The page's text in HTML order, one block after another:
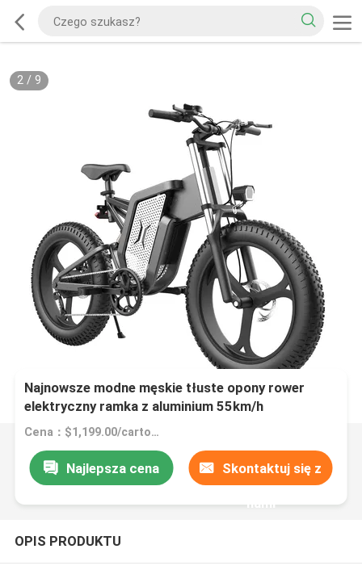
2/ 9
Najnowsze modne męskie tłuste opony rower
elektryczny ramka z aluminium 55km/h
Cena：$1,199.00/cartons 1-49 cartons
Najlepsza cena Skontaktuj się z
nami
OPIS PRODUKTU